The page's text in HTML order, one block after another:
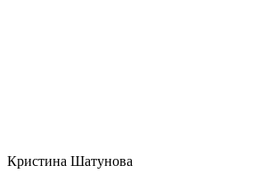
Кристина Шатунова